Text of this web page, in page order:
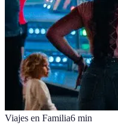
Viajes en Familia6 min